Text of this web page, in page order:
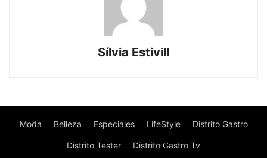
Sílvia Estivill
Moda Belleza Especiales LifeStyle Distrito Gastro
Distrito Tester Distrito Gastro Tv